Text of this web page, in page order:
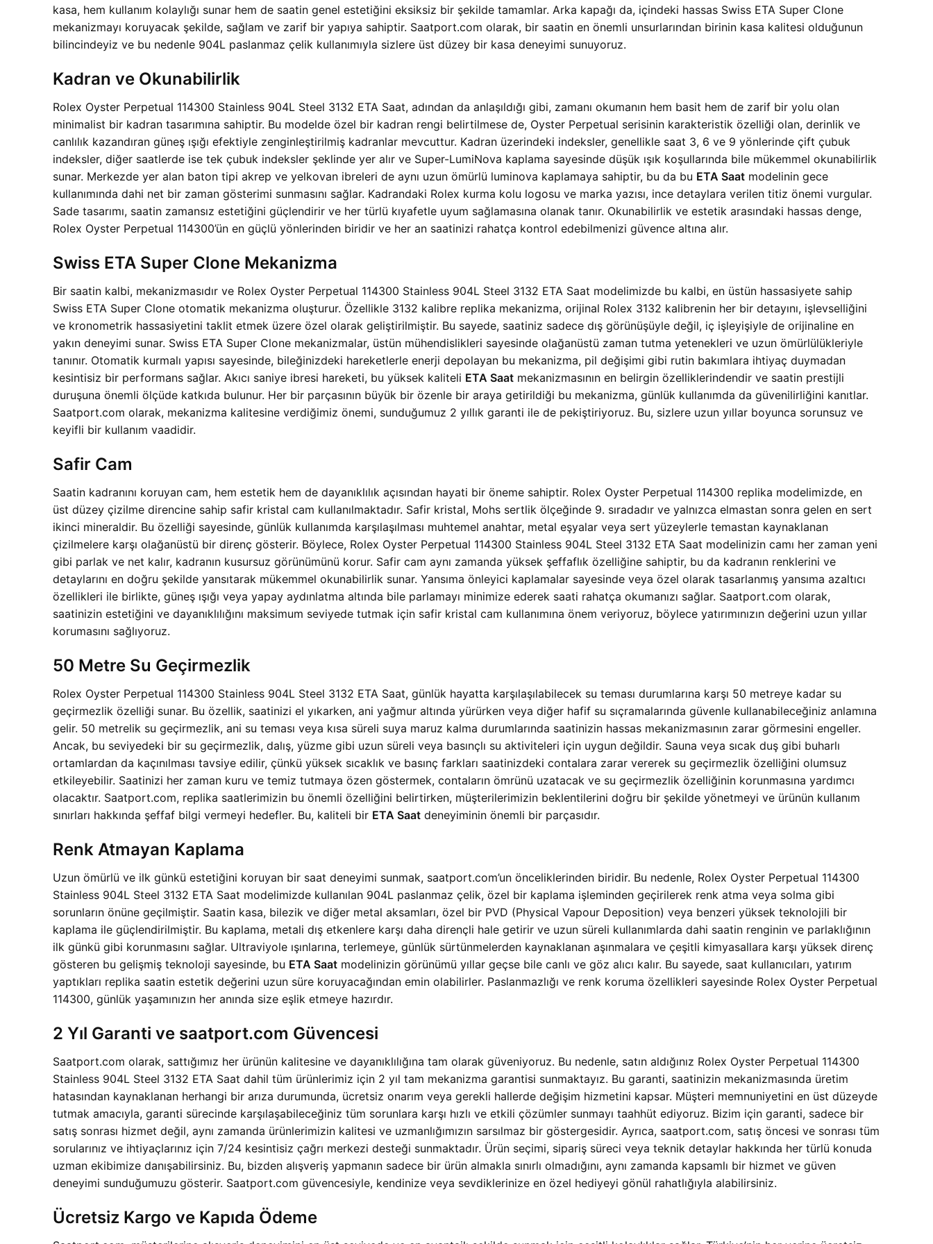
kasa, hem kullanım kolaylığı sunar hem de saatin genel estetiğini eksiksiz bir şekilde tamamlar. Arka kapağı da, içindeki hassas Swiss ETA Super Clone
mekanizmayı koruyacak şekilde, sağlam ve zarif bir yapıya sahiptir. Saatport.com olarak, bir saatin en önemli unsurlarından birinin kasa kalitesi olduğunun
bilincindeyiz ve bu nedenle 904L paslanmaz çelik kullanımıyla sizlere üst düzey bir kasa deneyimi sunuyoruz.
Kadran ve Okunabilirlik
Rolex Oyster Perpetual 114300 Stainless 904L Steel 3132 ETA Saat, adından da anlaşıldığı gibi, zamanı okumanın hem basit hem de zarif bir yolu olan
minimalist bir kadran tasarımına sahiptir. Bu modelde özel bir kadran rengi belirtilmese de, Oyster Perpetual serisinin karakteristik özelliği olan, derinlik ve
canlılık kazandıran güneş ışığı efektiyle zenginleştirilmiş kadranlar mevcuttur. Kadran üzerindeki indeksler, genellikle saat 3, 6 ve 9 yönlerinde çift çubuk
indeksler, diğer saatlerde ise tek çubuk indeksler şeklinde yer alır ve Super-LumiNova kaplama sayesinde düşük ışık koşullarında bile mükemmel okunabilirlik
sunar. Merkezde yer alan baton tipi akrep ve yelkovan ibreleri de aynı uzun ömürlü luminova kaplamaya sahiptir, bu da bu ETA Saat modelinin gece
kullanımında dahi net bir zaman gösterimi sunmasını sağlar. Kadrandaki Rolex kurma kolu logosu ve marka yazısı, ince detaylara verilen titiz önemi vurgular.
Sade tasarımı, saatin zamansız estetiğini güçlendirir ve her türlü kıyafetle uyum sağlamasına olanak tanır. Okunabilirlik ve estetik arasındaki hassas denge,
Rolex Oyster Perpetual 114300’ün en güçlü yönlerinden biridir ve her an saatinizi rahatça kontrol edebilmenizi güvence altına alır.
Swiss ETA Super Clone Mekanizma
Bir saatin kalbi, mekanizmasıdır ve Rolex Oyster Perpetual 114300 Stainless 904L Steel 3132 ETA Saat modelimizde bu kalbi, en üstün hassasiyete sahip
Swiss ETA Super Clone otomatik mekanizma oluşturur. Özellikle 3132 kalibre replika mekanizma, orijinal Rolex 3132 kalibrenin her bir detayını, işlevselliğini
ve kronometrik hassasiyetini taklit etmek üzere özel olarak geliştirilmiştir. Bu sayede, saatiniz sadece dış görünüşüyle değil, iç işleyişiyle de orijinaline en
yakın deneyimi sunar. Swiss ETA Super Clone mekanizmalar, üstün mühendislikleri sayesinde olağanüstü zaman tutma yetenekleri ve uzun ömürlülükleriyle
tanınır. Otomatik kurmalı yapısı sayesinde, bileğinizdeki hareketlerle enerji depolayan bu mekanizma, pil değişimi gibi rutin bakımlara ihtiyaç duymadan
kesintisiz bir performans sağlar. Akıcı saniye ibresi hareketi, bu yüksek kaliteli ETA Saat mekanizmasının en belirgin özelliklerindendir ve saatin prestijli
duruşuna önemli ölçüde katkıda bulunur. Her bir parçasının büyük bir özenle bir araya getirildiği bu mekanizma, günlük kullanımda da güvenilirliğini kanıtlar.
Saatport.com olarak, mekanizma kalitesine verdiğimiz önemi, sunduğumuz 2 yıllık garanti ile de pekiştiriyoruz. Bu, sizlere uzun yıllar boyunca sorunsuz ve
keyifli bir kullanım vaadidir.
Safir Cam
Saatin kadranını koruyan cam, hem estetik hem de dayanıklılık açısından hayati bir öneme sahiptir. Rolex Oyster Perpetual 114300 replika modelimizde, en
üst düzey çizilme direncine sahip safir kristal cam kullanılmaktadır. Safir kristal, Mohs sertlik ölçeğinde 9. sıradadır ve yalnızca elmastan sonra gelen en sert
ikinci mineraldir. Bu özelliği sayesinde, günlük kullanımda karşılaşılması muhtemel anahtar, metal eşyalar veya sert yüzeylerle temastan kaynaklanan
çizilmelere karşı olağanüstü bir direnç gösterir. Böylece, Rolex Oyster Perpetual 114300 Stainless 904L Steel 3132 ETA Saat modelinizin camı her zaman yeni
gibi parlak ve net kalır, kadranın kusursuz görünümünü korur. Safir cam aynı zamanda yüksek şeffaflık özelliğine sahiptir, bu da kadranın renklerini ve
detaylarını en doğru şekilde yansıtarak mükemmel okunabilirlik sunar. Yansıma önleyici kaplamalar sayesinde veya özel olarak tasarlanmış yansıma azaltıcı
özellikleri ile birlikte, güneş ışığı veya yapay aydınlatma altında bile parlamayı minimize ederek saati rahatça okumanızı sağlar. Saatport.com olarak,
saatinizin estetiğini ve dayanıklılığını maksimum seviyede tutmak için safir kristal cam kullanımına önem veriyoruz, böylece yatırımınızın değerini uzun yıllar
korumasını sağlıyoruz.
50 Metre Su Geçirmezlik
Rolex Oyster Perpetual 114300 Stainless 904L Steel 3132 ETA Saat, günlük hayatta karşılaşılabilecek su teması durumlarına karşı 50 metreye kadar su
geçirmezlik özelliği sunar. Bu özellik, saatinizi el yıkarken, ani yağmur altında yürürken veya diğer hafif su sıçramalarında güvenle kullanabileceğiniz anlamına
gelir. 50 metrelik su geçirmezlik, ani su teması veya kısa süreli suya maruz kalma durumlarında saatinizin hassas mekanizmasının zarar görmesini engeller.
Ancak, bu seviyedeki bir su geçirmezlik, dalış, yüzme gibi uzun süreli veya basınçlı su aktiviteleri için uygun değildir. Sauna veya sıcak duş gibi buharlı
ortamlardan da kaçınılması tavsiye edilir, çünkü yüksek sıcaklık ve basınç farkları saatinizdeki contalara zarar vererek su geçirmezlik özelliğini olumsuz
etkileyebilir. Saatinizi her zaman kuru ve temiz tutmaya özen göstermek, contaların ömrünü uzatacak ve su geçirmezlik özelliğinin korunmasına yardımcı
olacaktır. Saatport.com, replika saatlerimizin bu önemli özelliğini belirtirken, müşterilerimizin beklentilerini doğru bir şekilde yönetmeyi ve ürünün kullanım
sınırları hakkında şeffaf bilgi vermeyi hedefler. Bu, kaliteli bir ETA Saat deneyiminin önemli bir parçasıdır.
Renk Atmayan Kaplama
Uzun ömürlü ve ilk günkü estetiğini koruyan bir saat deneyimi sunmak, saatport.com’un önceliklerinden biridir. Bu nedenle, Rolex Oyster Perpetual 114300
Stainless 904L Steel 3132 ETA Saat modelimizde kullanılan 904L paslanmaz çelik, özel bir kaplama işleminden geçirilerek renk atma veya solma gibi
sorunların önüne geçilmiştir. Saatin kasa, bilezik ve diğer metal aksamları, özel bir PVD (Physical Vapour Deposition) veya benzeri yüksek teknolojili bir
kaplama ile güçlendirilmiştir. Bu kaplama, metali dış etkenlere karşı daha dirençli hale getirir ve uzun süreli kullanımlarda dahi saatin renginin ve parlaklığının
ilk günkü gibi korunmasını sağlar. Ultraviyole ışınlarına, terlemeye, günlük sürtünmelerden kaynaklanan aşınmalara ve çeşitli kimyasallara karşı yüksek direnç
gösteren bu gelişmiş teknoloji sayesinde, bu ETA Saat modelinizin görünümü yıllar geçse bile canlı ve göz alıcı kalır. Bu sayede, saat kullanıcıları, yatırım
yaptıkları replika saatin estetik değerini uzun süre koruyacağından emin olabilirler. Paslanmazlığı ve renk koruma özellikleri sayesinde Rolex Oyster Perpetual
114300, günlük yaşamınızın her anında size eşlik etmeye hazırdır.
2 Yıl Garanti ve saatport.com Güvencesi
Saatport.com olarak, sattığımız her ürünün kalitesine ve dayanıklılığına tam olarak güveniyoruz. Bu nedenle, satın aldığınız Rolex Oyster Perpetual 114300
Stainless 904L Steel 3132 ETA Saat dahil tüm ürünlerimiz için 2 yıl tam mekanizma garantisi sunmaktayız. Bu garanti, saatinizin mekanizmasında üretim
hatasından kaynaklanan herhangi bir arıza durumunda, ücretsiz onarım veya gerekli hallerde değişim hizmetini kapsar. Müşteri memnuniyetini en üst düzeyde
tutmak amacıyla, garanti sürecinde karşılaşabileceğiniz tüm sorunlara karşı hızlı ve etkili çözümler sunmayı taahhüt ediyoruz. Bizim için garanti, sadece bir
satış sonrası hizmet değil, aynı zamanda ürünlerimizin kalitesi ve uzmanlığımızın sarsılmaz bir göstergesidir. Ayrıca, saatport.com, satış öncesi ve sonrası tüm
sorularınız ve ihtiyaçlarınız için 7/24 kesintisiz çağrı merkezi desteği sunmaktadır. Ürün seçimi, sipariş süreci veya teknik detaylar hakkında her türlü konuda
uzman ekibimize danışabilirsiniz. Bu, bizden alışveriş yapmanın sadece bir ürün almakla sınırlı olmadığını, aynı zamanda kapsamlı bir hizmet ve güven
deneyimi sunduğumuzu gösterir. Saatport.com güvencesiyle, kendinize veya sevdiklerinize en özel hediyeyi gönül rahatlığıyla alabilirsiniz.
Ücretsiz Kargo ve Kapıda Ödeme